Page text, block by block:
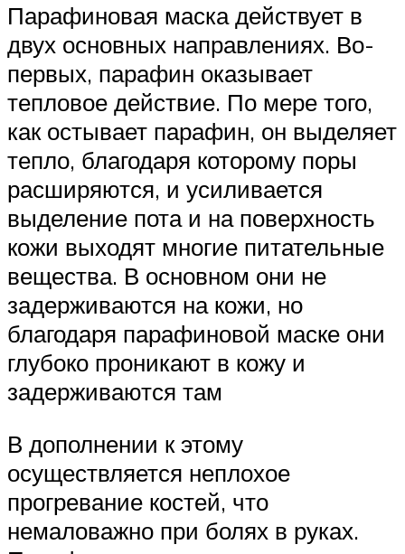
Парафиновая маска действует в
двух основных направлениях. Во-
первых, парафин оказывает
тепловое действие. По мере того,
как остывает парафин, он выделяет
тепло, благодаря которому поры
расширяются, и усиливается
выделение пота и на поверхность
кожи выходят многие питательные
вещества. В основном они не
задерживаются на кожи, но
благодаря парафиновой маске они
глубоко проникают в кожу и
задерживаются там
В дополнении к этому
осуществляется неплохое
прогревание костей, что
немаловажно при болях в руках.